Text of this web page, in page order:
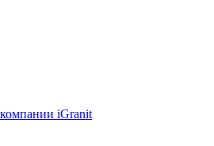
iGranit